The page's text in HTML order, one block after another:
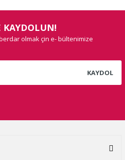
KAYDOLUN!
olmak çin e- bültenimize
KAYDOL